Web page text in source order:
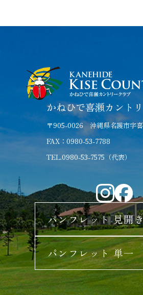
かねひで喜瀬カント
〒905-0026 沖縄県名護市字
FAX：0980-53-7788
TEL.0980-53-7575（代表）
パンフレット 見開
パンフレット 単一